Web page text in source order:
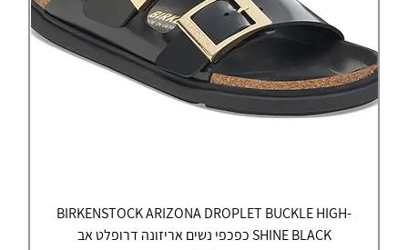
BIRKENSTOCK ARIZONA DROPLET BUCKLE HIGH-
SHINE BLACK כפכפי נשים אריזונה דרופלט אב